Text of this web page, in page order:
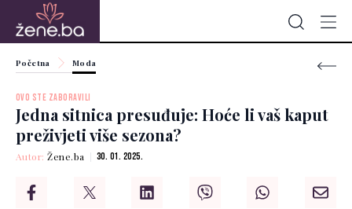
Početna Moda
OVO STE ZABORAVILI
Jedna sitnica presuđuje: Hoće li vaš kaput
preživjeti više sezona?
Autor:Žene.ba 30. 01. 2025.